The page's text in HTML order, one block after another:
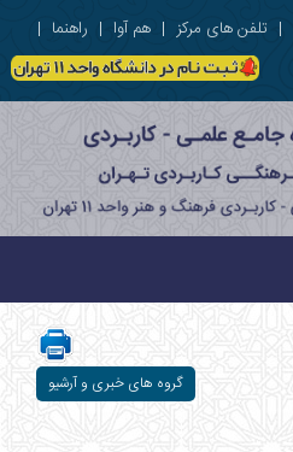
| تلفن های مرکز | هم آوا | راهنما |
گروه های خبری و آرشیو